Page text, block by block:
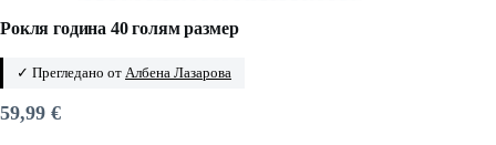
Рокля година 40 голям размер
✓ Прегледано от Албена Лазарова
59,99 €